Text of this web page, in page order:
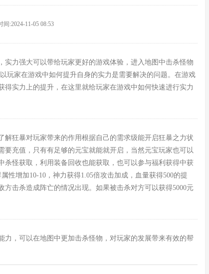
:2024-11-05 08:53
力强大可以带给玩家更好的游戏体验，进入地图中击杀怪物
玩家在游戏中如何提升自身的实力是需要解决的问题。在游戏
实力上的提升，在这里就给玩家在游戏中如何快速进行实力
狂暴对玩家带来的作用根据自己的需求级能开启狂暴之力状
充值，只有有足够的元宝就能就开启，当然元宝玩家也可以
怪获取，利用装备回收也能获取，也可以参与福利获得中获
性增加10-10，神力获得1.05倍攻击加成，血量获得500的提
击杀造成阵亡的情况出现。如果被击杀对方可以获得5000元
，可以在地图中更加击杀怪物，对玩家的发展带来有效的帮